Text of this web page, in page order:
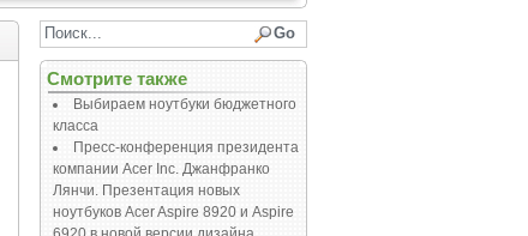
Смотрите также
Выбираем ноутбуки бюджетного
класса
Пресс-конференция президента
компании Acer Inc. Джанфранко
Лянчи. Презентация новых
ноутбуков Acer Aspire 8920 и Aspire